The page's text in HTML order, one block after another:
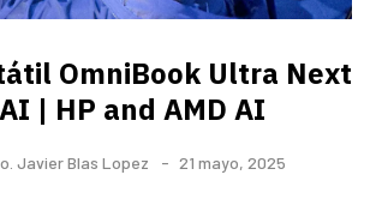
OmniBook Ultra ​Next
| HP and AMD AI
Javier Blas Lopez 21 mayo, 2025